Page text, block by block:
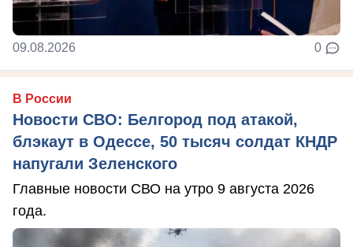
09.08.2026 0
В России
Новости СВО: Белгород под атакой,
блэкаут в Одессе, 50 тысяч солдат КНДР
напугали Зеленского
Главные новости СВО на утро 9 августа 2026
года.